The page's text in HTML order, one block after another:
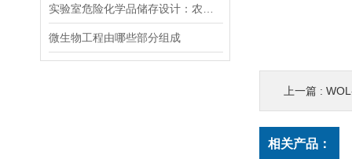
微生物工程由哪些部分组成
上一篇 :
相关产品：